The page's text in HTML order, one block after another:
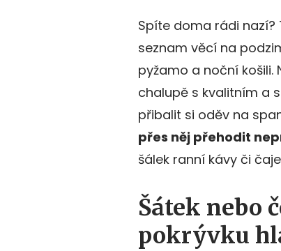
Spíte doma rádi nazí?
seznam věcí na
pyžamo a noční
chalupě s kvalitním a
přibalit si oděv na
přes něj přehodit
šálek ranní kávy či
Šátek nebo
pokrývku